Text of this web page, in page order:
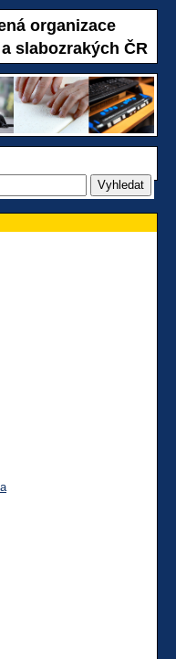
organizace
slabozrakých ČR